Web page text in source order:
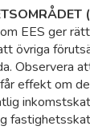
EES ger
övriga
Observera
effekt om